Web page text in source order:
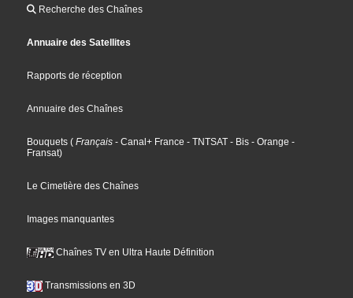
Recherche des Chaînes
Annuaire des Satellites
Rapports de réception
Annuaire des Chaînes
Bouquets ( Français - Canal+ France - TNTSAT - Bis - Orange -
Fransat)
Le Cimetière des Chaînes
Images manquantes
Chaînes TV en Ultra Haute Définition
Transmissions en 3D